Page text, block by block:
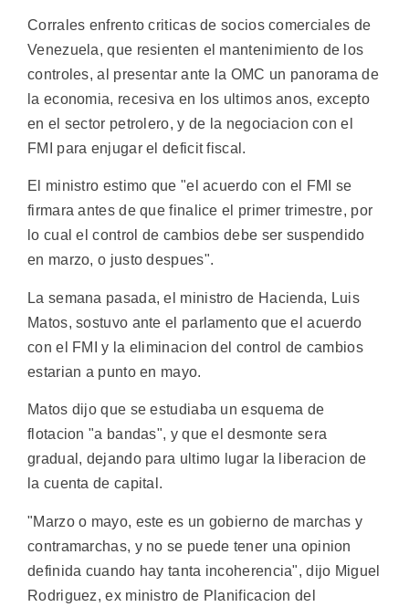
Corrales enfrento criticas de socios comerciales de
Venezuela, que resienten el mantenimiento de los
controles, al presentar ante la OMC un panorama de
la economia, recesiva en los ultimos anos, excepto
en el sector petrolero, y de la negociacion con el
FMI para enjugar el deficit fiscal.
El ministro estimo que "el acuerdo con el FMI se
firmara antes de que finalice el primer trimestre, por
lo cual el control de cambios debe ser suspendido
en marzo, o justo despues".
La semana pasada, el ministro de Hacienda, Luis
Matos, sostuvo ante el parlamento que el acuerdo
con el FMI y la eliminacion del control de cambios
estarian a punto en mayo.
Matos dijo que se estudiaba un esquema de
flotacion "a bandas", y que el desmonte sera
gradual, dejando para ultimo lugar la liberacion de
la cuenta de capital.
"Marzo o mayo, este es un gobierno de marchas y
contramarchas, y no se puede tener una opinion
definida cuando hay tanta incoherencia", dijo Miguel
Rodriguez, ex ministro de Planificacion del